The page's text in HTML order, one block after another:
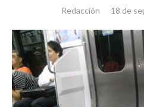
Redacción 18 de